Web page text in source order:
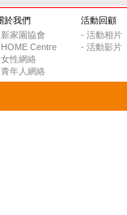
於我們
家園協會
Centre
性網絡
年人網絡
活動回顧
- 活動相片
- 活動影片